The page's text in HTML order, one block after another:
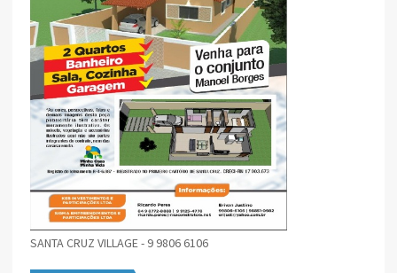
SANTA CRUZ VILLAGE - 9 9806 6106